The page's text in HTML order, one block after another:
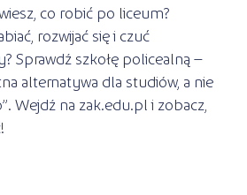
co robić po liceum?
rozwijać się i czuć
Sprawdź szkołę policealną –
alternatywa dla studiów, a nie
Wejdź na zak.edu.pl i zobacz,